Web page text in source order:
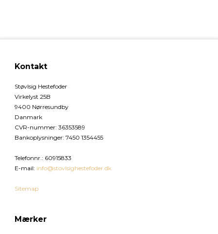
Kontakt
Støvlsig Hestefoder
Virkelyst 25B
9400 Nørresundby
Danmark
CVR-nummer: 36353589
Bankoplysninger: 7450 1354455
Telefonnr. : 60915833
E-mail: info@stovlsighestefoder.dk
Sitemap
Mærker